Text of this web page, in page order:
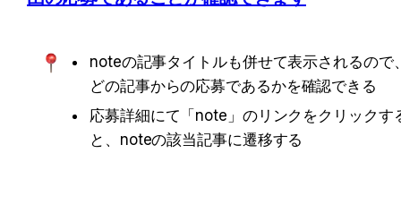
noteの記事タイトルも併せて表示されるので
どの記事からの応募であるかを確認できる
応募詳細にて「note」のリンクをクリックす
と、noteの該当記事に遷移する